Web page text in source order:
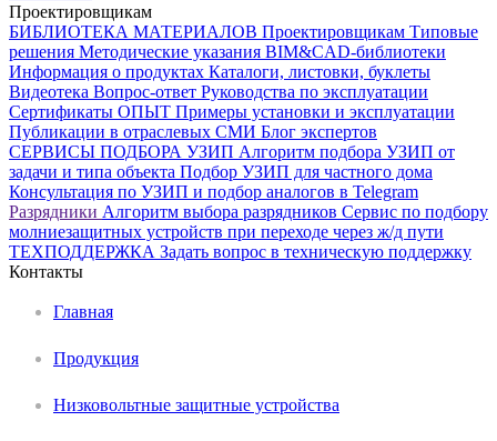
Проектировщикам
БИБЛИОТЕКА МАТЕРИАЛОВ Проектировщикам Типовые
решения Методические указания BIM&CAD-библиотеки
Информация о продуктах Каталоги, листовки, буклеты
Видеотека Вопрос-ответ Руководства по эксплуатации
Сертификаты ОПЫТ Примеры установки и эксплуатации
Публикации в отраслевых СМИ Блог экспертов
СЕРВИСЫ ПОДБОРА УЗИП Алгоритм подбора УЗИП от
задачи и типа объекта Подбор УЗИП для частного дома
Консультация по УЗИП и подбор аналогов в Telegram
Разрядники Алгоритм выбора разрядников Сервис по подбору
молниезащитных устройств при переходе через ж/д пути
ТЕХПОДДЕРЖКА Задать вопрос в техническую поддержку
Контакты
Главная
Продукция
Низковольтные защитные устройства